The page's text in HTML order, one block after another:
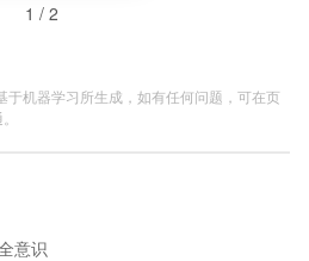
1 / 2
机器学习所生成，如有任何问题，可在页
意识